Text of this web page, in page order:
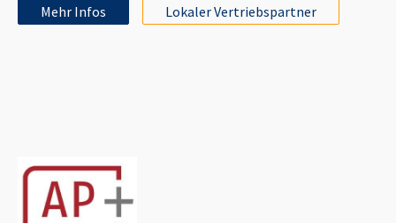
Mehr Infos Lokaler Vertriebspartner